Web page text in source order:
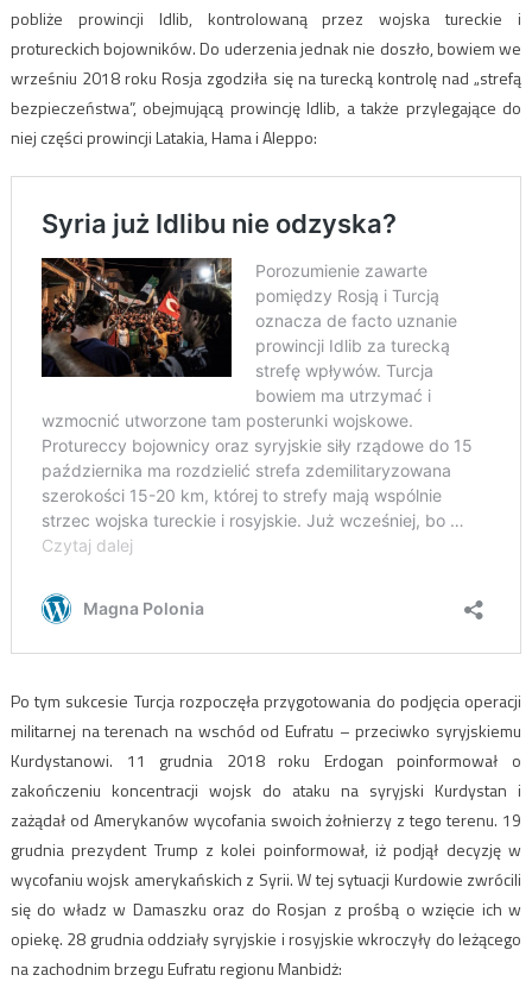
pobliże prowincji Idlib, kontrolowaną przez wojska tureckie i
protureckich bojowników. Do uderzenia jednak nie doszło, bowiem we
wrześniu 2018 roku Rosja zgodziła się na turecką kontrolę nad „strefą
bezpieczeństwa”, obejmującą prowincję Idlib, a także przylegające do
niej części prowincji Latakia, Hama i Aleppo:
Po tym sukcesie Turcja rozpoczęła przygotowania do podjęcia operacji
militarnej na terenach na wschód od Eufratu – przeciwko syryjskiemu
Kurdystanowi. 11 grudnia 2018 roku Erdogan poinformował o
zakończeniu koncentracji wojsk do ataku na syryjski Kurdystan i
zażądał od Amerykanów wycofania swoich żołnierzy z tego terenu. 19
grudnia prezydent Trump z kolei poinformował, iż podjął decyzję w
wycofaniu wojsk amerykańskich z Syrii. W tej sytuacji Kurdowie zwrócili
się do władz w Damaszku oraz do Rosjan z prośbą o wzięcie ich w
opiekę. 28 grudnia oddziały syryjskie i rosyjskie wkroczyły do leżącego
na zachodnim brzegu Eufratu regionu Manbidż: